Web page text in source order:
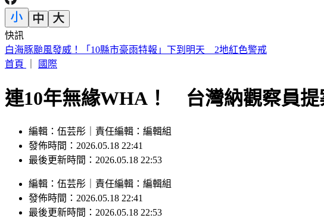
快訊
史上第二例？颱風昌鴻恐登陸日本宮城縣 路徑可能「橫貫本州」
首頁
國際
連10年無緣WHA！ 台灣納觀察員提
編輯：伍芸彤｜責任編輯：編輯組
發佈時間：2026.05.18 22:41
最後更新時間：2026.05.18 22:53
編輯 ： 伍芸彤 責任編輯 ： 編輯組
發佈時間： 2026.05.18 22:41
最後更新時間： 2026.05.18 22:53